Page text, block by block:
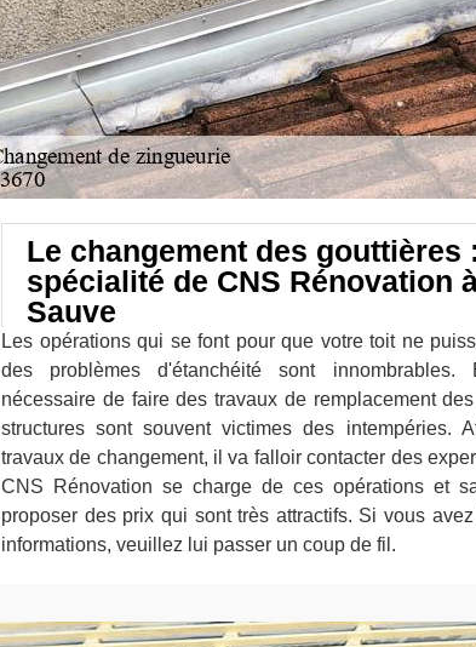
Le changement des gouttières
spécialité de CNS Rénovation
Sauve
Les opérations qui se font pour que votre toit ne
des problèmes d'étanchéité sont
nécessaire de faire des travaux de remplacement
structures sont souvent victimes des intempéries.
travaux de changement, il va falloir contacter des
CNS Rénovation se charge de ces opérations et
proposer des prix qui sont très attractifs. Si vous
informations, veuillez lui passer un coup de fil.